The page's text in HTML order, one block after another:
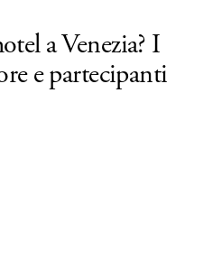
a Venezia? I
e partecipanti